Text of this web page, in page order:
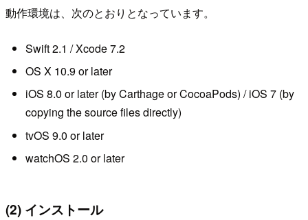
動作環境は、次のとおりとなっています。
Swift 2.1 / Xcode 7.2
OS X 10.9 or later
iOS 8.0 or later (by Carthage or CocoaPods) / iOS 7 (by
copying the source files directly)
tvOS 9.0 or later
watchOS 2.0 or later
(2) インストール